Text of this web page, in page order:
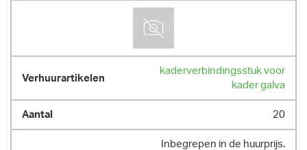
kaderverbindingsstuk voor
kader galva
20
Inbegrepen in de huurprijs.